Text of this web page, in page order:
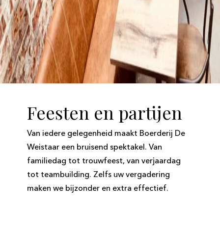
Feesten en partijen
Van iedere gelegenheid maakt Boerderij De
Weistaar een bruisend spektakel. Van
familiedag tot trouwfeest, van verjaardag
tot teambuilding. Zelfs uw vergadering
maken we bijzonder en extra effectief.